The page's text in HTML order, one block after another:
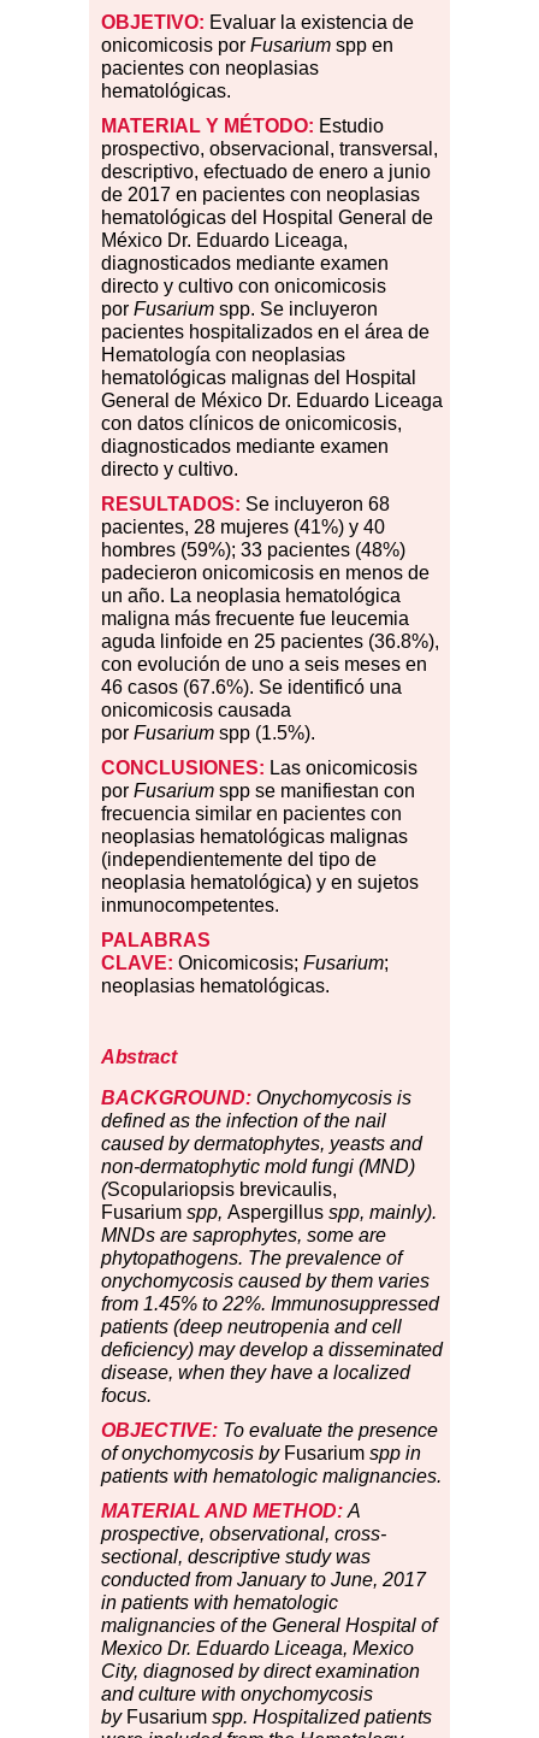
OBJETIVO: Evaluar la existencia de
onicomicosis por Fusarium spp en
pacientes con neoplasias
hematológicas.
MATERIAL Y MÉTODO: Estudio
prospectivo, observacional, transversal,
descriptivo, efectuado de enero a junio
de 2017 en pacientes con neoplasias
hematológicas del Hospital General de
México Dr. Eduardo Liceaga,
diagnosticados mediante examen
directo y cultivo con onicomicosis
por Fusarium spp. Se incluyeron
pacientes hospitalizados en el área de
Hematología con neoplasias
hematológicas malignas del Hospital
General de México Dr. Eduardo Liceaga
con datos clínicos de onicomicosis,
diagnosticados mediante examen
directo y cultivo.
RESULTADOS: Se incluyeron 68
pacientes, 28 mujeres (41%) y 40
hombres (59%); 33 pacientes (48%)
padecieron onicomicosis en menos de
un año. La neoplasia hematológica
maligna más frecuente fue leucemia
aguda linfoide en 25 pacientes (36.8%),
con evolución de uno a seis meses en
46 casos (67.6%). Se identificó una
onicomicosis causada
por Fusarium spp (1.5%).
CONCLUSIONES: Las onicomicosis
por Fusarium spp se manifiestan con
frecuencia similar en pacientes con
neoplasias hematológicas malignas
(independientemente del tipo de
neoplasia hematológica) y en sujetos
inmunocompetentes.
PALABRAS
CLAVE: Onicomicosis; Fusarium;
neoplasias hematológicas.
Abstract
BACKGROUND: Onychomycosis is
defined as the infection of the nail
caused by dermatophytes, yeasts and
non-dermatophytic mold fungi (MND)
(Scopulariopsis brevicaulis,
Fusarium spp, Aspergillus spp, mainly).
MNDs are saprophytes, some are
phytopathogens. The prevalence of
onychomycosis caused by them varies
from 1.45% to 22%. Immunosuppressed
patients (deep neutropenia and cell
deficiency) may develop a disseminated
disease, when they have a localized
focus.
OBJECTIVE: To evaluate the presence
of onychomycosis by Fusarium spp in
patients with hematologic malignancies.
MATERIAL AND METHOD: A
prospective, observational, cross-
sectional, descriptive study was
conducted from January to June, 2017
in patients with hematologic
malignancies of the General Hospital of
Mexico Dr. Eduardo Liceaga, Mexico
City, diagnosed by direct examination
and culture with onychomycosis
by Fusarium spp. Hospitalized patients